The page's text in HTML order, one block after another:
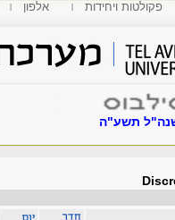
אלפון פקולטות ויחידות
תשע"ה